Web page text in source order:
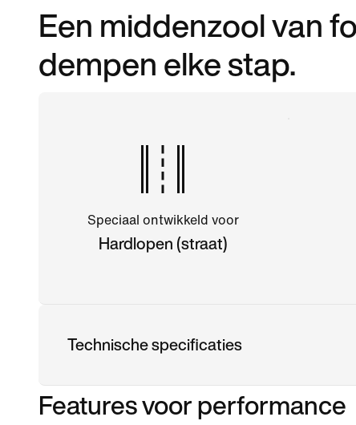
Een middenzool van
dempen elke stap.
Speciaal ontwikkeld voor
Hardlopen (straat)
Technische specificaties
Features voor performance